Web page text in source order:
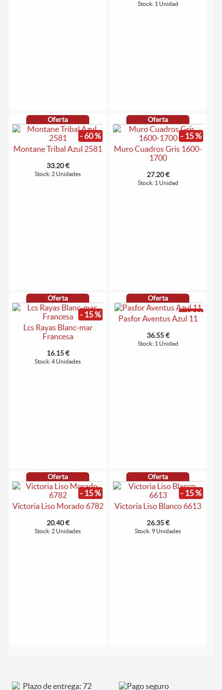
Stock: 1 Unidad
Oferta
- 60 %
Montane Tribal Azul 2581
33.20 €
Stock: 2 Unidades
Oferta
- 15 %
Muro Cuadros Gris 1600-
1700
27.20 €
Stock: 1 Unidad
Oferta
- 15 %
Lcs Rayas Blanc-mar
Francesa
16.15 €
Stock: 4 Unidades
Oferta
- 15 %
Pasfor Aventus Azul 11
36.55 €
Stock: 1 Unidad
Oferta
- 15 %
Victoria Liso Morado 6782
20.40 €
Stock: 2 Unidades
Oferta
- 15 %
Victoria Liso Blanco 6613
26.35 €
Stock: 9 Unidades